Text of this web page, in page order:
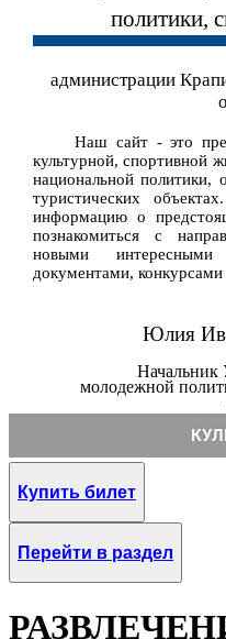
политики,
администрации
Наш сайт - это
культурной, спортивной
национальной
туристических
информацию о
познакомиться с
новыми
документами,
Юлия
Начальник
молодежной
Купить билет
Перейти в раздел